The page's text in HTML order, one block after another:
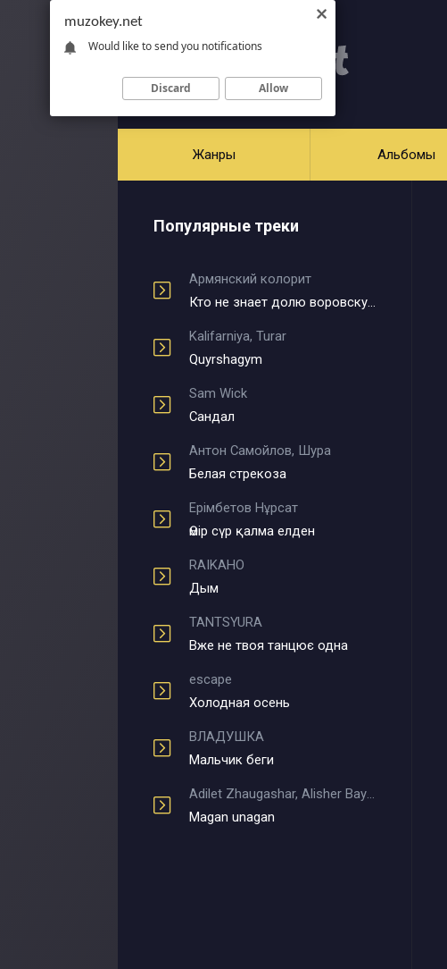
Жанры Альбомы
Популярные треки
Армянский колорит
Кто не знает долю воровскую
Kalifarniya, Turar
Quyrshagym
Sam Wick
Сандал
Антон Самойлов, Шура
Белая стрекоза
Ерімбетов Нұрсат
Өмір сүр қалма елден
RAIKAHO
Дым
TANTSYURA
Вже не твоя танцює одна
escape
Холодная осень
ВЛАДУШКА
Мальчик беги
Adilet Zhaugashar, Alisher Bayniyazov
Magan unagan
muzokey.net
Would like to send you notifications
Discard Allow